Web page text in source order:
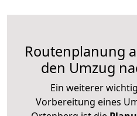
Routenplanung
den Umzug
Ein weiterer
Vorbereitung eines